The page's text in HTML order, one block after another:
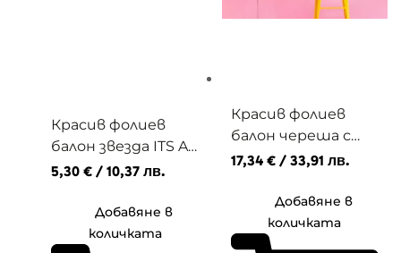
Красив фолиев
балон звезда ITS A
BOY с хелий
5,30 € / 10,37 лв.
Добавяне в
количката
Красив фолиев
балон череша с
хелий
17,34 €/ 33,91 лв.
Добавяне в
количката